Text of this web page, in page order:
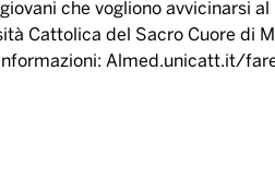
che vogliono avvicinarsi al
Cattolica del Sacro Cuore di
Almed.unicatt.it/